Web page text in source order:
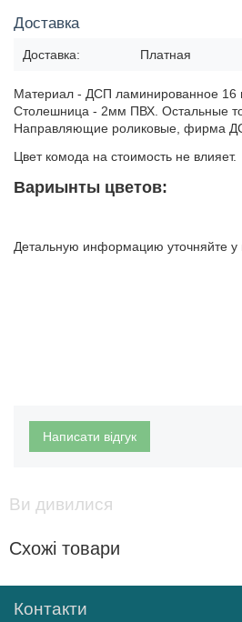
Доставка
Доставка: Платная
Материал - ДСП ламинированное 16
Столешница - 2мм ПВХ. Остальные
Направляющие роликовые, фирма
Цвет комода на стоимость не влияет.
Вариынты цветов:
Детальную информацию уточняйте
Написати відгук
Ви дивилися
Схожі товари
Контакти